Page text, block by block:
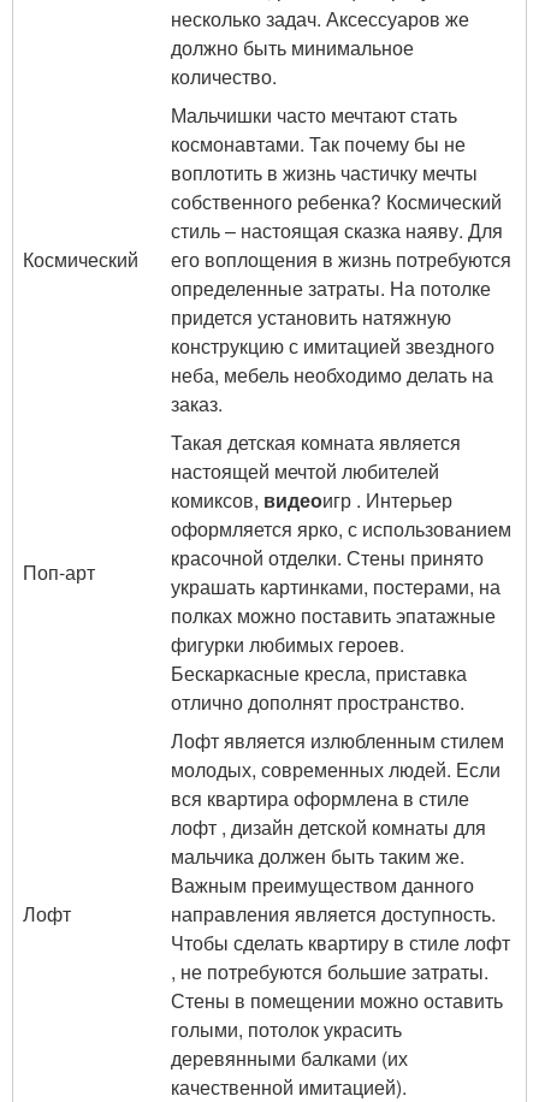
несколько задач. Аксессуаров же
должно быть минимальное
количество.
Космический
Мальчишки часто мечтают стать
космонавтами. Так почему бы не
воплотить в жизнь частичку мечты
собственного ребенка? Космический
стиль – настоящая сказка наяву. Для
его воплощения в жизнь потребуются
определенные затраты. На потолке
придется установить натяжную
конструкцию с имитацией звездного
неба, мебель необходимо делать на
заказ.
Поп-арт
Такая детская комната является
настоящей мечтой любителей
комиксов, видеоигр . Интерьер
оформляется ярко, с использованием
красочной отделки. Стены принято
украшать картинками, постерами, на
полках можно поставить эпатажные
фигурки любимых героев.
Бескаркасные кресла, приставка
отлично дополнят пространство.
Лофт
Лофт является излюбленным стилем
молодых, современных людей. Если
вся квартира оформлена в стиле
лофт , дизайн детской комнаты для
мальчика должен быть таким же.
Важным преимуществом данного
направления является доступность.
Чтобы сделать квартиру в стиле лофт
, не потребуются большие затраты.
Стены в помещении можно оставить
голыми, потолок украсить
деревянными балками (их
качественной имитацией).